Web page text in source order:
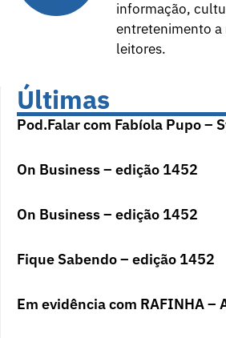
informação,
entretenimento a
leitores.
Últimas
Pod.Falar com Fabíola Pupo –
On Business – edição 1452
On Business – edição 1452
Fique Sabendo – edição 1452
Em evidência com RAFINHA –